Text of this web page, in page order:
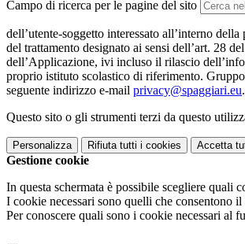
Campo di ricerca per le pagine del sito
dell’utente-soggetto interessato all’interno
del trattamento designato ai sensi dell’art. 28
dell’Applicazione, ivi incluso il rilascio
proprio istituto scolastico di riferimento.
seguente indirizzo e-mail privacy@spaggiari.eu.
Questo sito o gli strumenti terzi da questo
Personalizza Rifiuta tutti i cookies Accetta
Gestione cookie
In questa schermata è possibile scegliere quali
I cookie necessari sono quelli che consentono
Per conoscere quali sono i cookie necessari al